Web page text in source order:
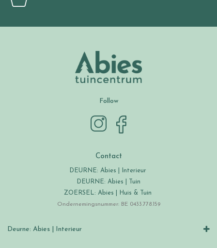
Follow
Contact
DEURNE: Abies | Interieur
DEURNE: Abies | Tuin
ZOERSEL: Abies | Huis & Tuin
Ondernemingsnummer: BE 0433.778.159
Deurne: Abies | Interieur